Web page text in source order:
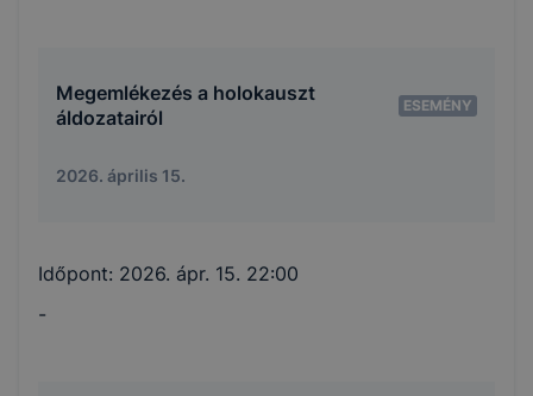
Megemlékezés a holokauszt
áldozatairól
ESEMÉNY
2026. április 15.
Időpont: 2026. ápr. 15. 22:00
-